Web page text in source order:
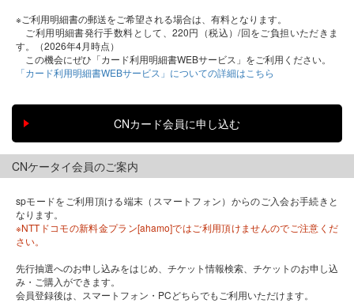
※ご利用明細書の郵送をご希望される場合は、有料となります。
ご利用明細書発行手数料として、220円（税込）/回をご負担いただきま
す。（2026年4月時点）
この機会にぜひ「カード利用明細書WEBサービス」をご利用ください。
「カード利用明細書WEBサービス」についての詳細はこちら
CNケータイ会員のご案内
spモードをご利用頂ける端末（スマートフォン）からのご入会お手続きと
なります。
※NTTドコモの新料金プラン[ahamo]ではご利用頂けませんのでご注意くだ
さい。
先行抽選へのお申し込みをはじめ、チケット情報検索、チケットのお申し込
み・ご購入ができます。
会員登録後は、スマートフォン・PCどちらでもご利用いただけます。